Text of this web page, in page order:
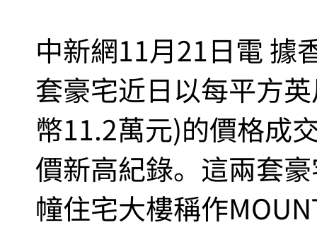
中新網11月21日電 據
套豪宅近日以每平方
幣11.2萬元)的價格成
價新高紀錄。這兩套
幢住宅大樓稱作